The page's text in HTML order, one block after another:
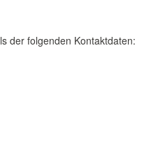
der folgenden Kontaktdaten: